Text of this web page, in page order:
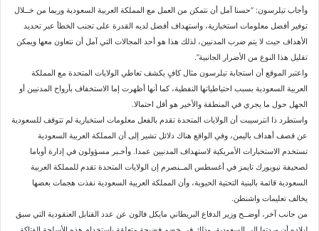
وأجاب تيلرسون: “حسنا آمل أن نتمكن من العمل مع المملكة العربية السعودية وربما من خــلال
توفير أفضل معلومات استخبارية، واستهداف أفضل لديه القدرة على تجنب الخطأ عبر تحديد
الأهداف حيث لا يتم ضرب المدنيين، لذلك هذا هو أحد المجالات التي آمل أن نتعاون معها ويمكن
تقليل هذا النوع من الأضرار الجانبية”.
واعتبر الموقع أن استجابة تيلرسون مثال كافٍ يكشف تعاطي الولايات المتحدة مع المملكة
العربية السعودية بسبب احتياطياتها النفطية، كما أنها أظهرت إما الاستخفاف بأرواح المدنيين أو
الجهل حول ما يجري في المنطقة والأخير هو أقل احتمالا.
واستطرد ذا انترسيبت أن الولايات المتحدة تقدم بالفعل معلومات استخبارية لم تتوقف للسعودية
عن قصف أهداف باليمن، وفي الواقع هناك دلائل تشير إلى أن المملكة العربية السعودية
تستخدم الاستخبارات الأمريكية لاستهداف المدنيين عمدا. وأخـبر مسؤولون في إدارة أوباما
لصحيفة نيويورك تايمز في أغسطس المــنصرم إن الولايات المتحدة تقدم للمملكة العربية
السعودية قائمة بالبنية التحتية الحيوية، وأن المملكة العربية السعودية نفذت هجمات بعضها
يخالف تعليمات واشنطن.
من جانب آخر، أوضــح وزير الدفاع البريطاني مايكل فالون عن عدد القنابل العنقودية التي سبق